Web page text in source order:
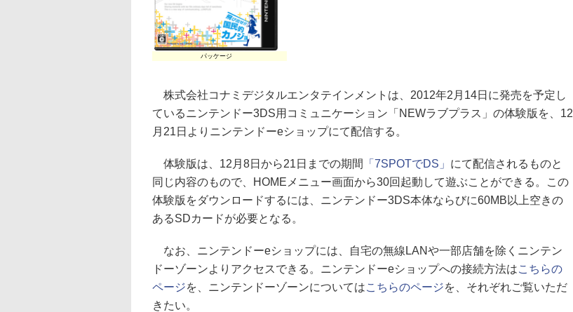
パッケージ
株式会社コナミデジタルエンタテインメントは、2012年2月14日に発売を予定し
ているニンテンドー3DS用コミュニケーション「NEWラブプラス」の体験版を、12
月21日よりニンテンドーeショップにて配信する。
体験版は、12月8日から21日までの期間 「7SPOTでDS」 にて配信されるものと
同じ内容のもので、HOMEメニュー画面から30回起動して遊ぶことができる。この
体験版をダウンロードするには、ニンテンドー3DS本体ならびに60MB以上空きの
あるSDカードが必要となる。
なお、ニンテンドーeショップには、自宅の無線LANや一部店舗を除くニンテン
ドーゾーンよりアクセスできる。ニンテンドーeショップへの接続方法はこちらの
ページを、ニンテンドーゾーンについてはこちらのページを、それぞれご覧いただ
きたい。